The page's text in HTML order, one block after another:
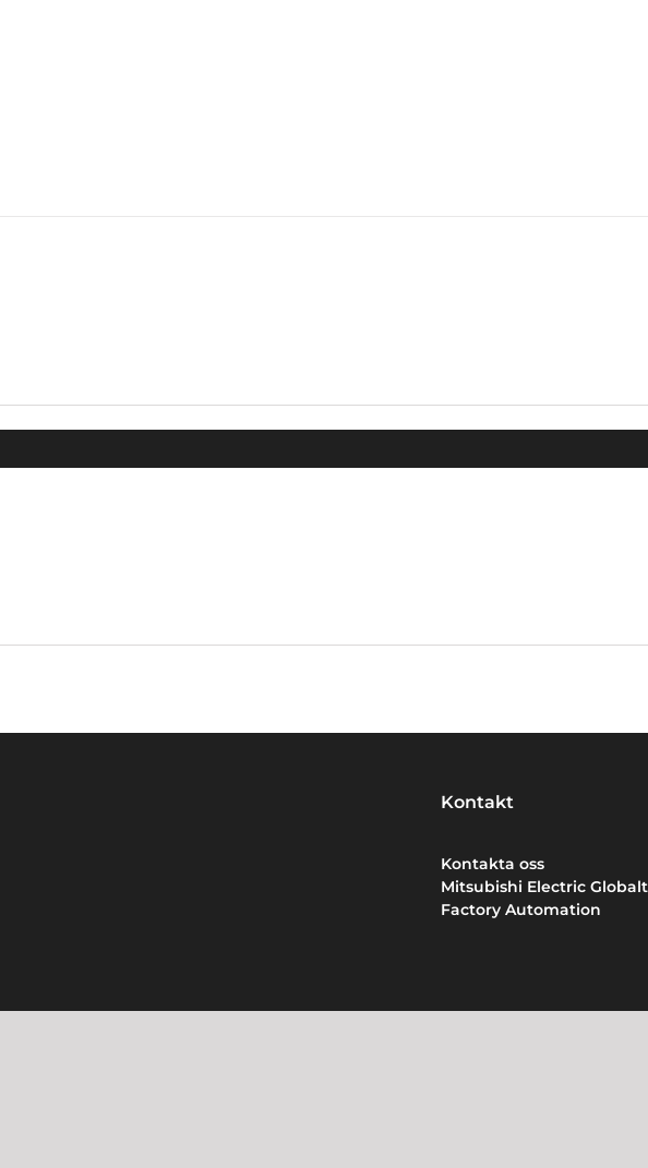
Kontakt
Kontakta oss
Mitsubishi Electric Globalt
Factory Automation